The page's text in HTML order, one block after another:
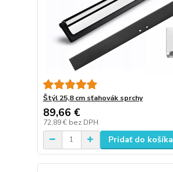
Štýl 25,8 cm sťahovák sprchy
89,66 €
72,89 € bez DPH
Pridať do košíka